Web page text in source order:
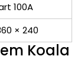
100A
× 240
Koala